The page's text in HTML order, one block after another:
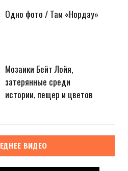
Одно фото / Там «Нордау»
Мозаики Бейт Лойя,
затерянные среди
истории, пещер и цветов
ВИДЕО